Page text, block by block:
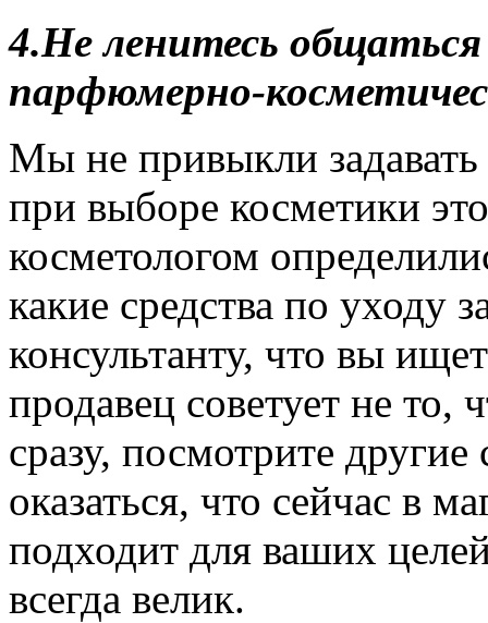
4.Не ленитесь
парфюмерно-
Мы не привыкли
при выборе косметики
косметологом
какие средства по уходу
консультанту, что вы
продавец советует не то,
сразу, посмотрите
оказаться, что сейчас в
подходит для ваших
всегда велик.